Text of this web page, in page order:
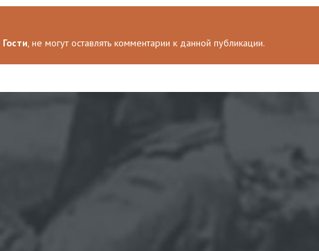
Гости, не могут оставлять комментарии к данной публикации.